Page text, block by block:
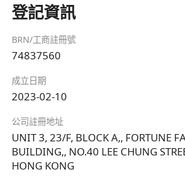
登記資訊
BRN/工商註冊號
74837560
成立日期
2023-02-10
公司註冊地址
UNIT 3, 23/F, BLOCK A,, FORTUNE
BUILDING,, NO.40 LEE CHUNG
HONG KONG